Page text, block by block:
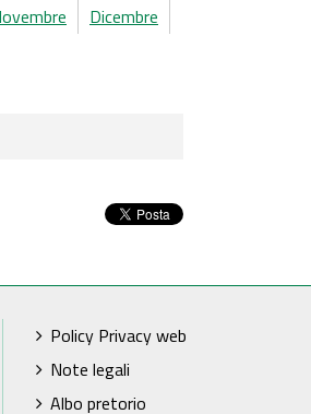
Dicembre
Policy Privacy web
Note legali
Albo pretorio